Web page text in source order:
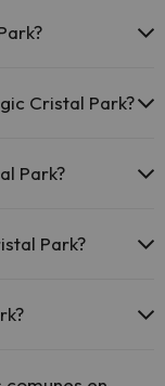
Cristal Park?
Park?
Park?